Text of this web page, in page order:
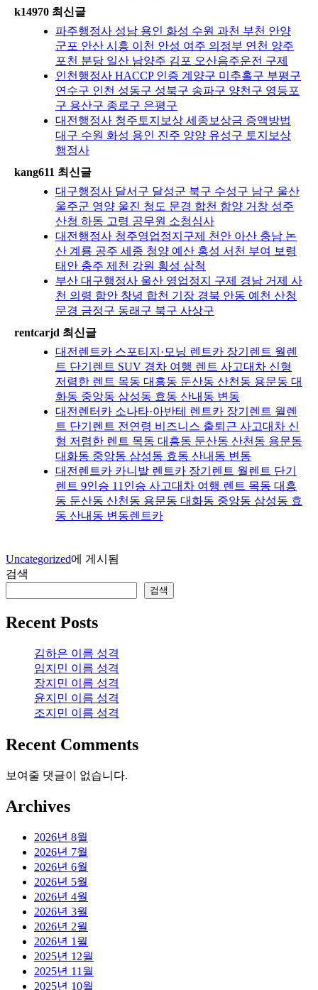
k14970 최신글
파주행정사 성남 용인 화성 수원 과천 부천 안양
군포 안산 시흥 이천 안성 여주 의정부 연천 양주
포천 분당 일산 남양주 김포 오산음주운전 구제
인천행정사 HACCP 인증 계양구 미추홀구 부평구
연수구 인천 성동구 성북구 송파구 양천구 영등포
구 용산구 종로구 은평구
대전행정사 청주토지보상 세종보상금 증액방법
대구 수원 화성 용인 진주 양양 유성구 토지보상
행정사
kang611 최신글
대구행정사 달서구 달성군 북구 수성구 남구 울산
울주군 영양 울진 청도 문경 합천 함양 거창 성주
산청 하동 고령 공무원 소청심사
대전행정사 청주영업정지구제 천안 아산 충남 논
산 계룡 공주 세종 청양 예산 홍성 서천 부여 보령
태안 충주 제천 강원 횡성 삼척
부산 대구행정사 울산 영업정지 구제 경남 거제 사
천 의령 함안 창녕 합천 기장 경북 안동 예천 산청
문경 금정구 동래구 북구 사상구
rentcarjd 최신글
대전렌트카 스포티지·모닝 렌트카 장기렌트 월렌
트 단기렌트 SUV 경차 여행 렌트 사고대차 신형
저렴한 렌트 목동 대흥동 둔산동 산천동 용문동 대
화동 중앙동 삼성동 효동 산내동 변동
대전렌터카 소나타·아반테 렌트카 장기렌트 월렌
트 단기렌트 전연령 비즈니스 출퇴근 사고대차 신
형 저렴한 렌트 목동 대흥동 둔산동 산천동 용문동
대화동 중앙동 삼성동 효동 산내동 변동
대전렌트카 카니발 렌트카 장기렌트 월렌트 단기
렌트 9인승 11인승 사고대차 여행 렌트 목동 대흥
동 둔산동 산천동 용문동 대화동 중앙동 삼성동 효
동 산내동 변동렌트카
Uncategorized에 게시됨
검색
검색
Recent Posts
김하은 이름 성격
임지민 이름 성격
장지민 이름 성격
윤지민 이름 성격
조지민 이름 성격
Recent Comments
보여줄 댓글이 없습니다.
Archives
2026년 8월
2026년 7월
2026년 6월
2026년 5월
2026년 4월
2026년 3월
2026년 2월
2026년 1월
2025년 12월
2025년 11월
2025년 10월